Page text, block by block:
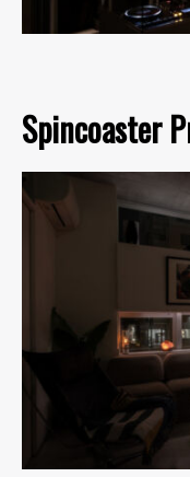
Spincoaster